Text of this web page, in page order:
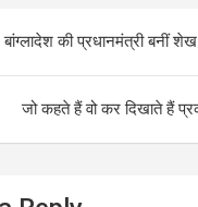
A
p
p
बांग्लादेश की प्रधानमंत्री बनीं
जो कहते हैं वो कर दिखाते हैं